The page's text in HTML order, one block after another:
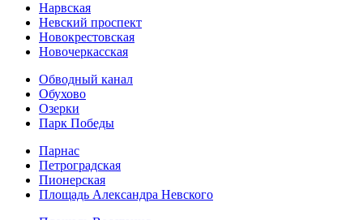
Нарвская
Невский проспект
Новокрестовская
Новочеркасская
Обводный канал
Обухово
Озерки
Парк Победы
Парнас
Петроградская
Пионерская
Площадь Александра Невского